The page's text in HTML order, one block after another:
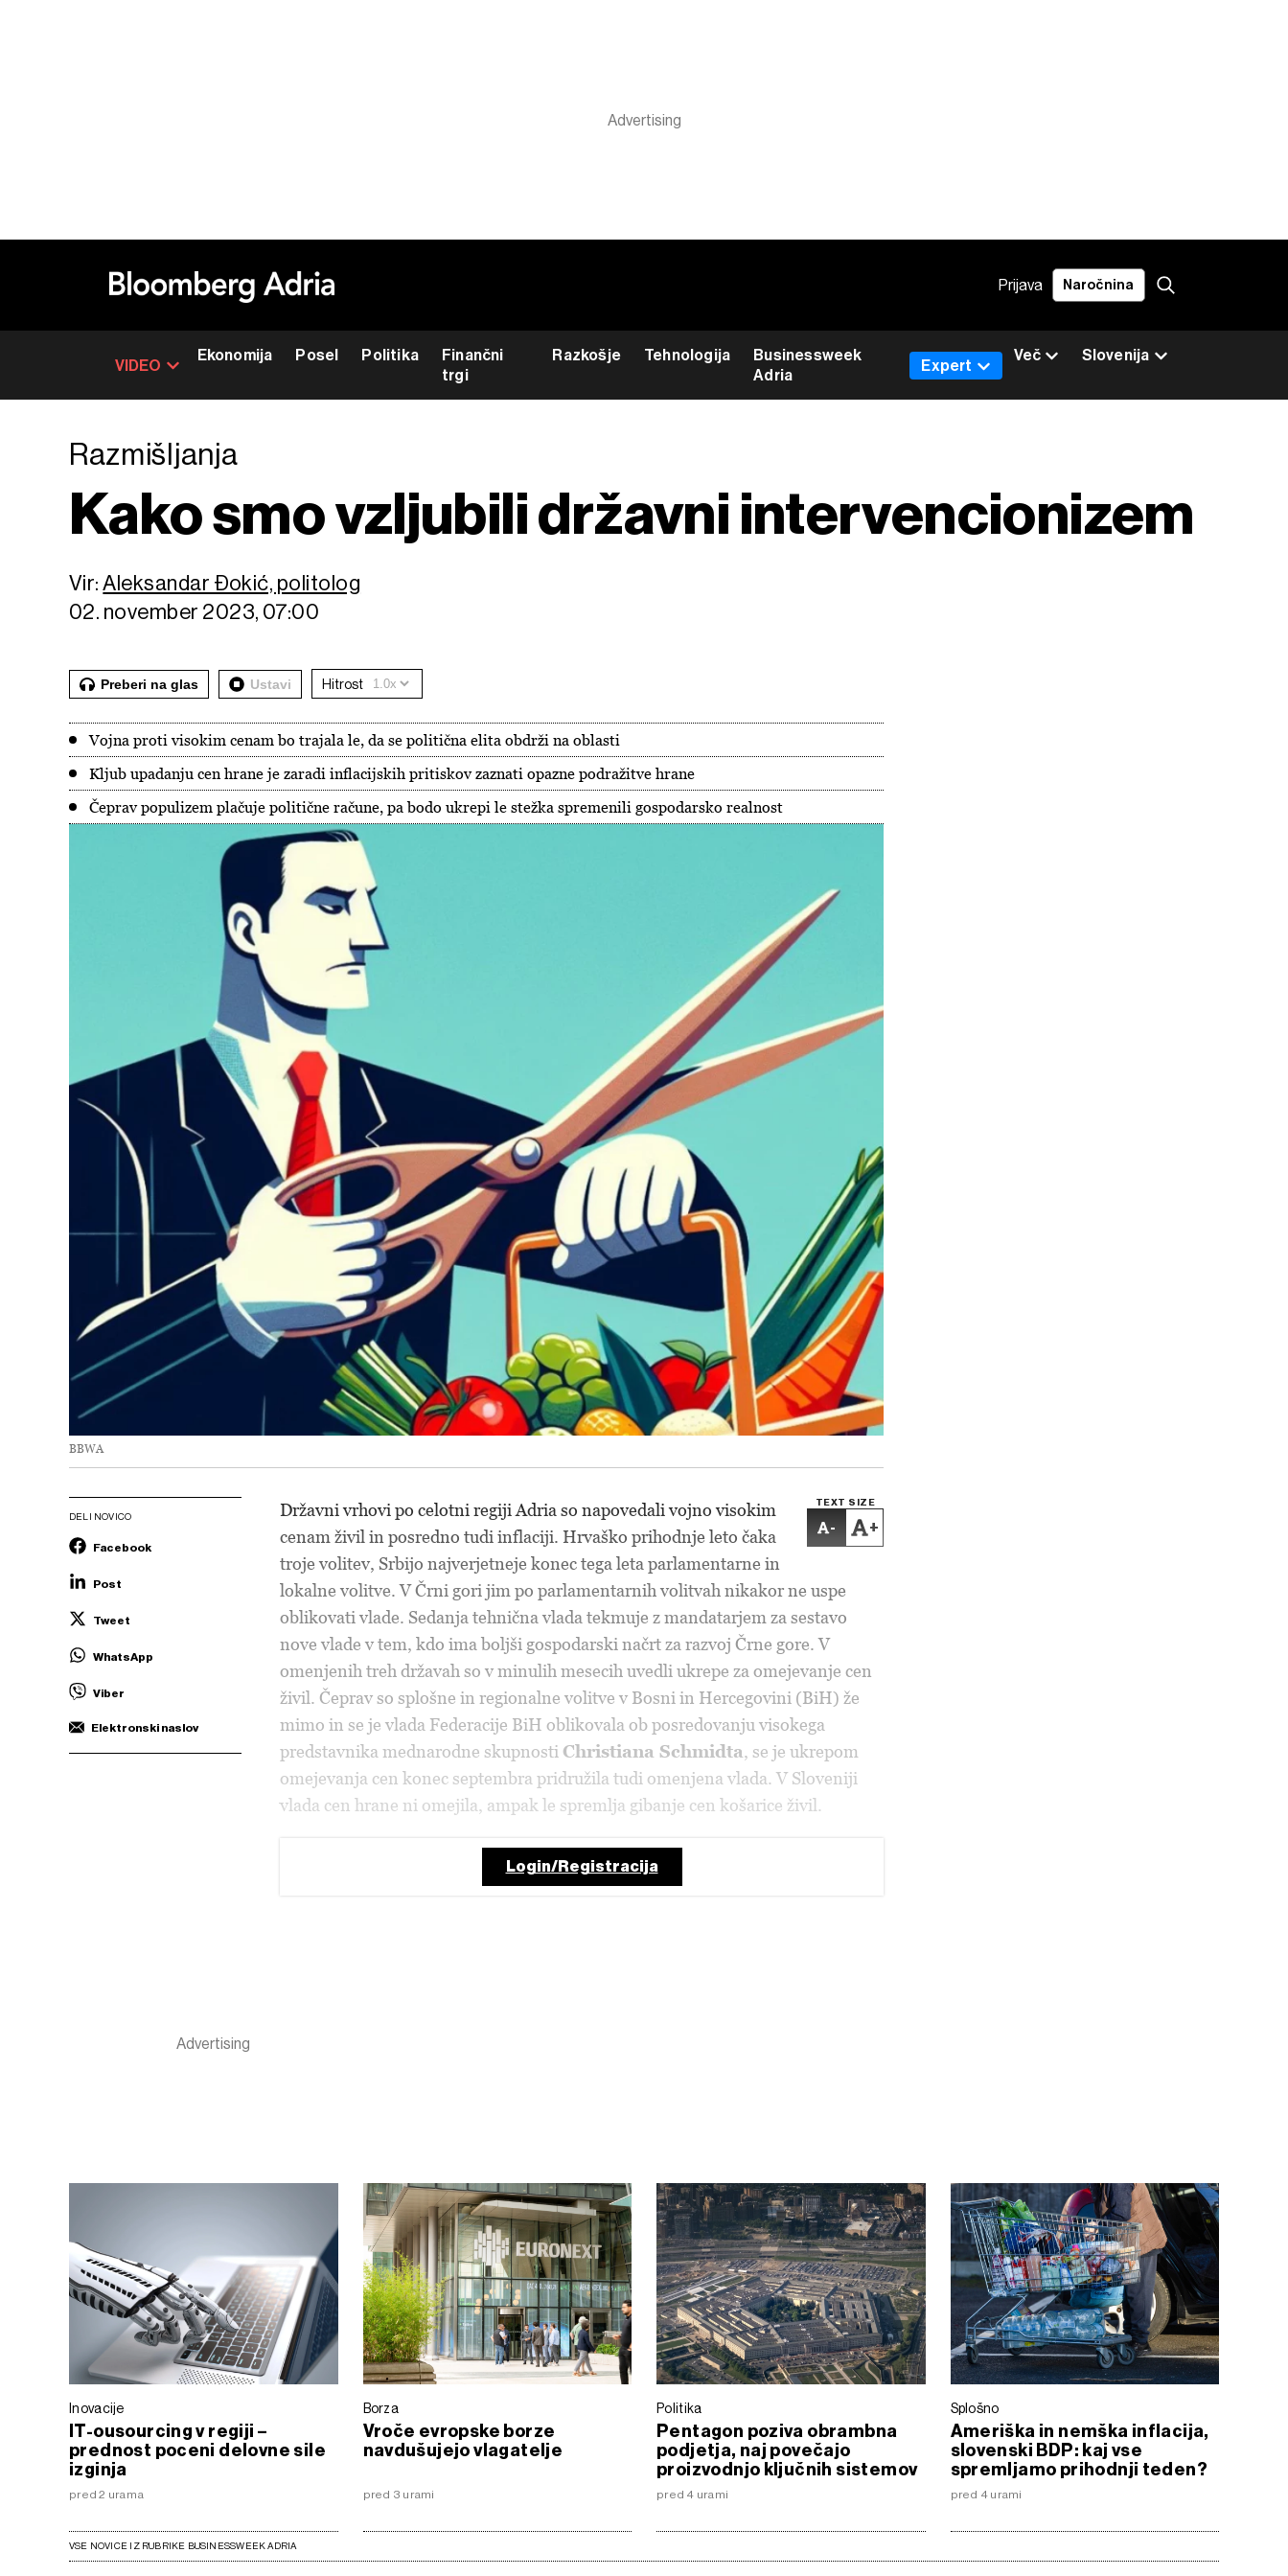
Prijava Naročnina
VIDEO
Ekonomija Posel Politika
Finančni
trgi
Razkošje Tehnologija
Businessweek
Adria
Slovenija
Expert
Več
Razmišljanja
Kako smo vzljubili državni intervencionizem
Vir:Aleksandar Đokić, politolog
02. november 2023, 07:00
Preberi na glas Ustavi Hitrost
Vojna proti visokim cenam bo trajala le, da se politična elita obdrži na oblasti
Kljub upadanju cen hrane je zaradi inflacijskih pritiskov zaznati opazne podražitve hrane
Čeprav populizem plačuje politične račune, pa bodo ukrepi le stežka spremenili gospodarsko realnost
BBWA
DELI NOVICO
Facebook
Post
Tweet
WhatsApp
Viber
Elektronski naslov
TEXT SIZE
- +
Državni vrhovi po celotni regiji Adria so napovedali vojno visokim
cenam živil in posredno tudi inflaciji. Hrvaško prihodnje leto čaka
troje volitev, Srbijo najverjetneje konec tega leta parlamentarne in
lokalne volitve. V Črni gori jim po parlamentarnih volitvah nikakor ne uspe
oblikovati vlade. Sedanja tehnična vlada tekmuje z mandatarjem za sestavo
nove vlade v tem, kdo ima boljši gospodarski načrt za razvoj Črne gore. V
omenjenih treh državah so v minulih mesecih uvedli ukrepe za omejevanje cen
živil. Čeprav so splošne in regionalne volitve v Bosni in Hercegovini (BiH) že
mimo in se je vlada Federacije BiH oblikovala ob posredovanju visokega
predstavnika mednarodne skupnosti Сhristiana Schmidta, se je ukrepom
omejevanja cen konec septembra pridružila tudi omenjena vlada. V Sloveniji
vlada cen hrane ni omejila, ampak le spremlja gibanje cen košarice živil.
Login/Registracija
Inovacije
IT-ousourcing v regiji –
prednost poceni delovne sile
izginja
pred 2 urama
Borza
Vroče evropske borze
navdušujejo vlagatelje
pred 3 urami
Politika
Pentagon poziva obrambna
podjetja, naj povečajo
proizvodnjo ključnih sistemov
pred 4 urami
Splošno
Ameriška in nemška inflacija,
slovenski BDP: kaj vse
spremljamo prihodnji teden?
pred 4 urami
VSE NOVICE IZ RUBRIKE BUSINESSWEEK ADRIA